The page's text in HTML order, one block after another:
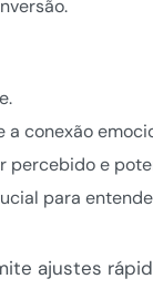
conexão
percebido e
para
ajustes